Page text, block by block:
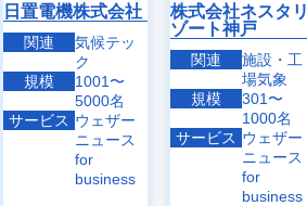
日置電機株式会社
関連
気候テッ
ク
規模
1001〜
5000名
サービス ウェザー
ニュース
for
business
株式会社ネスタリ
ゾート神戸
関連
施設・工
場気象
規模
301〜
1000名
サービス ウェザー
ニュース
for
business